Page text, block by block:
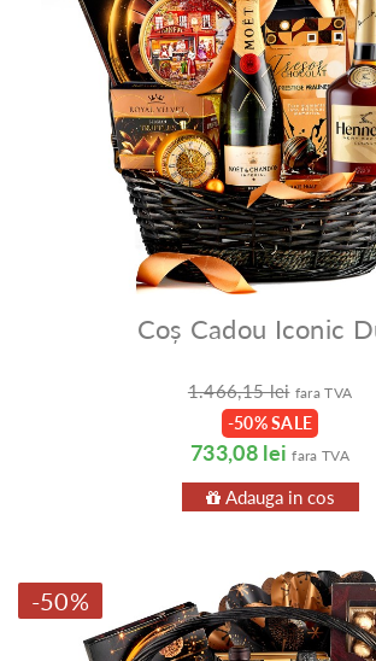
Coș Cadou Iconic
1.466,15 lei fara TVA
-50% SALE
733,08 lei fara TVA
Adauga in cos
-50%